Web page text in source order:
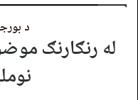
د
له رنګارنګ